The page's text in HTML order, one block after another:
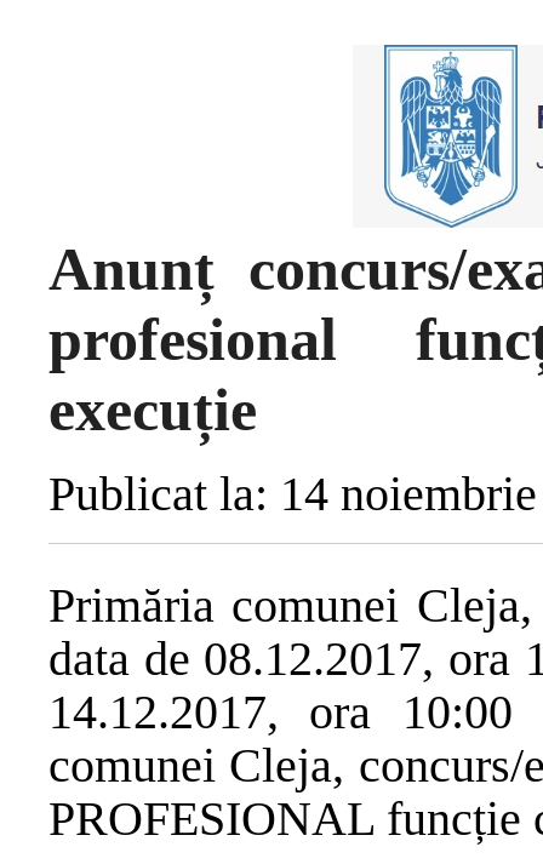
Anunț concurs/
profesional
execuție
Publicat la: 14
Primăria comunei
data de 08.12.2017, ora
14.12.2017, ora
comunei Cleja,
PROFESIONAL funcție